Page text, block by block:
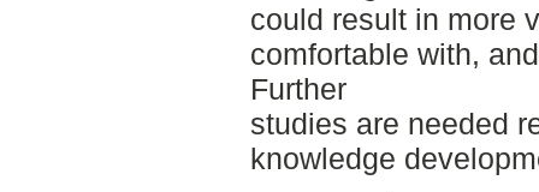
could result in more
comfortable with,
Further
studies are needed
knowledge